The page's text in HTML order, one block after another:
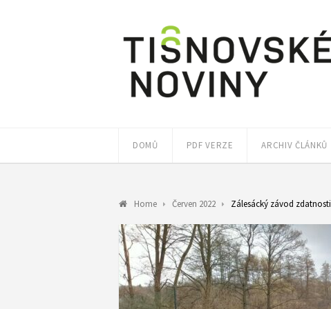
DOMŮ PDF VERZE ARCHIV ČLÁNKŮ
Home Červen 2022 Zálesácký závod zdatnosti